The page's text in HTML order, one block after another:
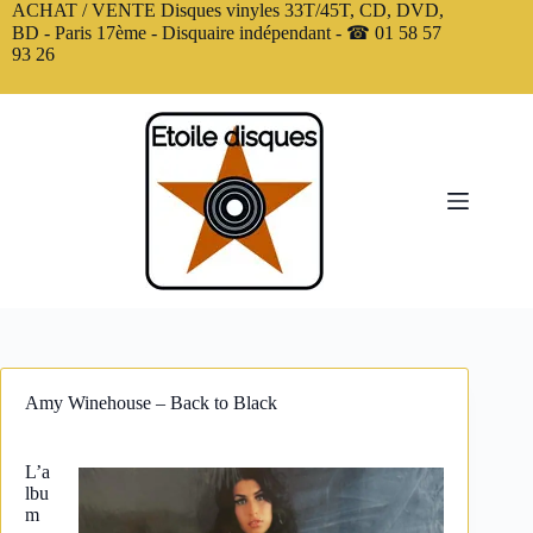
Passer
au
contenu
ACHAT / VENTE Disques vinyles 33T/45T, CD, DVD,
BD - Paris 17ème - Disquaire indépendant - ☎ 01 58 57
93 26
Amy Winehouse – Back to Black
L’a
lbu
m